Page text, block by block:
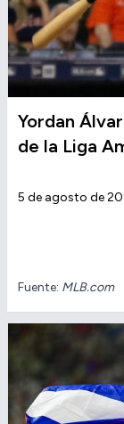
Yordan
de la Liga
5 de agosto de
Fuente: MLB.com